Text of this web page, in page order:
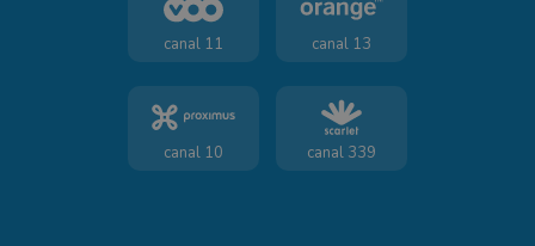
canal 11 canal 13
canal 10 canal 339